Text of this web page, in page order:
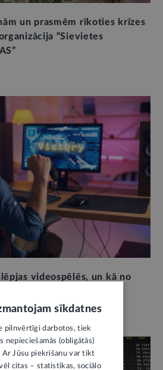
un prasmēm rīkoties krīzes
“Sievietes
videospēlēs, un kā no
sīkdatnes
pilnvērtīgi darbotos, tiek
nepieciešamās (obligātās)
Ar Jūsu piekrišanu var tikt
citas – statistikas, sociālo